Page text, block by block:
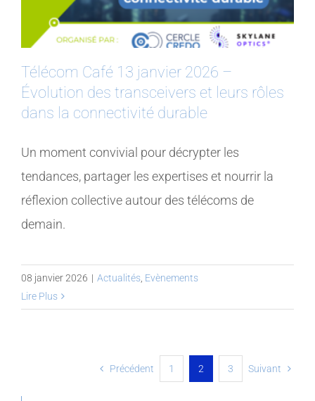
Télécom Café 13 janvier 2026 –
Évolution des transceivers et leurs rôles
dans la connectivité durable
Un moment convivial pour décrypter les
tendances, partager les expertises et nourrir la
réflexion collective autour des télécoms de
demain.
08 janvier 2026 | Actualités, Evènements
Lire Plus
Précédent 1 2 3 Suivant